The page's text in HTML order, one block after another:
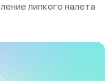
липкого налета